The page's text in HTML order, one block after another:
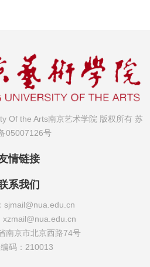
Of the Arts南京艺术学院 版权所有 苏
05007126号
情链接
系我们
sjmail@nua.edu.cn
xzmail@nua.edu.cn
南京市北京西路74号
码：210013